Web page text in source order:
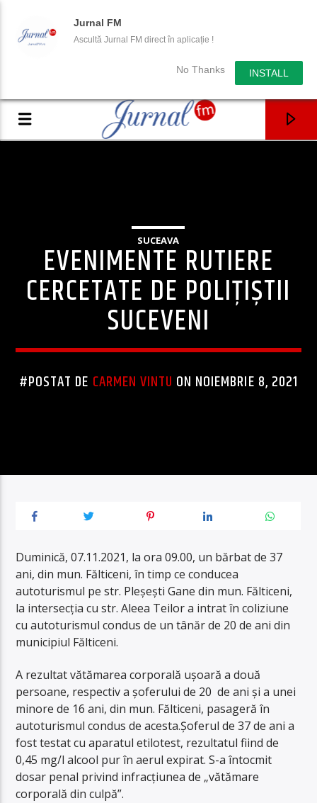
Jurnal FM
Ascultă Jurnal FM direct în aplicație !
No Thanks INSTALL
SUCEAVA
EVENIMENTE RUTIERE
CERCETATE DE POLIŢIȘTII
SUCEVENI
#POSTAT DE CARMEN VINTU ON NOIEMBRIE 8, 2021
Duminică, 07.11.2021, la ora 09.00, un bărbat de 37
ani, din mun. Fălticeni, în timp ce conducea
autoturismul pe str. Pleșești Gane din mun. Fălticeni,
la intersecția cu str. Aleea Teilor a intrat în coliziune
cu autoturismul condus de un tânăr de 20 de ani din
municipiul Fălticeni.
A rezultat vătămarea corporală ușoară a două
persoane, respectiv a șoferului de 20 de ani și a unei
minore de 16 ani, din mun. Fălticeni, pasageră în
autoturismul condus de acesta.Șoferul de 37 de ani a
fost testat cu aparatul etilotest, rezultatul fiind de
0,45 mg/l alcool pur în aerul expirat. S-a întocmit
dosar penal privind infracțiunea de „vătămare
corporală din culpă”.